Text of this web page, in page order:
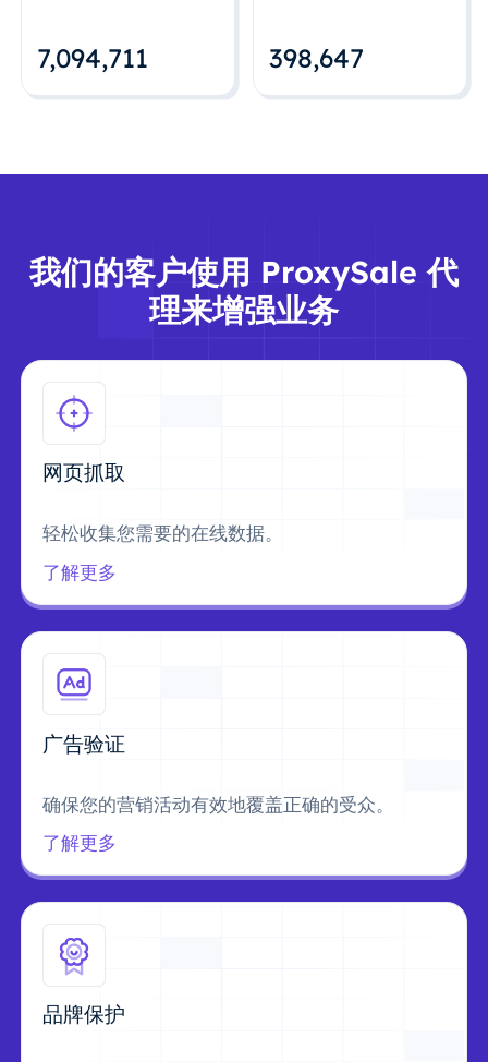
7,094,712 398,648
我们的客户使用 ProxySale 代
理来增强业务
网页抓取
轻松收集您需要的在线数据。
了解更多
广告验证
确保您的营销活动有效地覆盖正确的受众。
了解更多
品牌保护